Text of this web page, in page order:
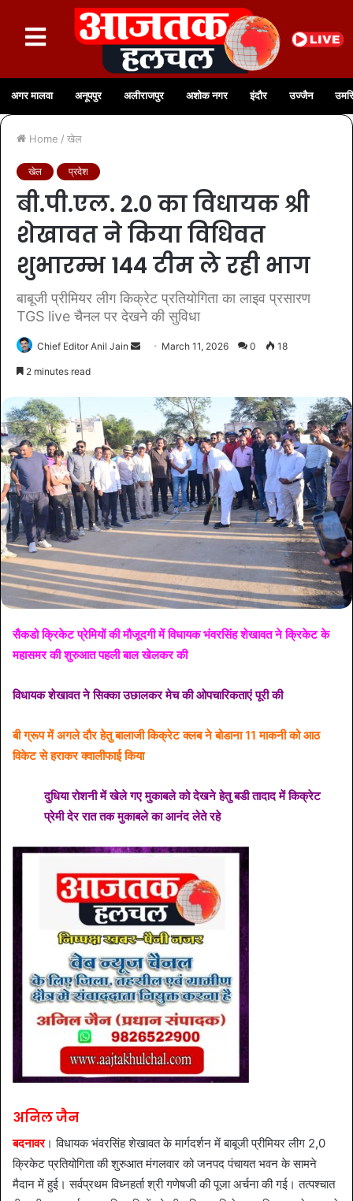
अगर मालवा अनूपपुर अलीराजपुर अशोक नगर इंदौर उज्जैन
Home / खेल
खेल प्रदेश
बी.पी.एल. 2.0 का विधायक श्री
शेखावत ने किया विधिवत
शुभारम्भ 144 टीम ले रही भाग
बाबूजी प्रीमियर लीग किक्रेट प्रतियोगिता का लाइव प्रसारण
TGS live चैनल पर देखनेे की सुविधा
Chief Editor Anil Jain March 11, 2026 0 18
2 minutes read
सैकडो क्रिकेट प्रेमियों की मौजूदगी में विधायक भंवरसिंह शेखावत ने क्रिकेट के
महासमर की शुरुआत पहली बाल खेलकर की
विधायक शेखावत ने सिक्का उछालकर मेच की ओपचारिकताएं पूरी की
बी ग्रूप में अगले दौर हेतु बालाजी किक्रेट क्लब ने बोडाना 11 माकनी को आठ
विकेट से हराकर क्वालीफाई किया
दुधिया रोशनी में खेले गए मुकाबले को देखने हेतु बडी तादाद में किक्रेट
प्रेमी देर रात तक मुकाबले का आनंद लेते रहे
अनिल जैन
बदनावर। विधायक भंवरसिंह शेखावत के मार्गदर्शन में बाबूजी प्रीमियर लीग 2,0
क्रिकेट प्रतियोगिता की शुरुआत मंगलवार को जनपद पंचायत भवन के सामने
मैदान में हुई। सर्वप्रथम विध्नहर्ता श्री गणेषजी की पूजा अर्चना की गई। तत्पश्चात